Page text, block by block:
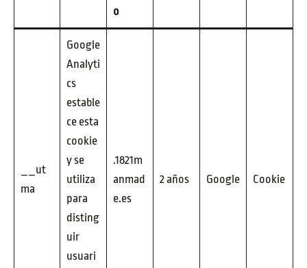
o
__ut
ma
Google
Analyti
cs
estable
ce esta
cookie
y se
utiliza
para
disting
uir
usuari
.1821m
anmad
e.es
2 años Google Cookie